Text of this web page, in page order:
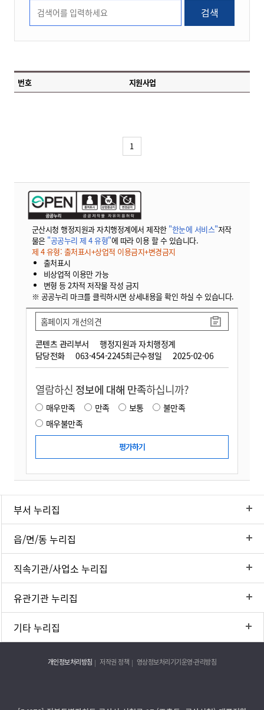
검색
번호 지원사업
1
군산시청 행정지원과 자치행정계에서 제작한 "한눈에 서비스"저작
물은 "공공누리 제 4 유형"에 따라 이용 할 수 있습니다.
제 4 유형: 출처표시+상업적 이용금지+변경금지
출처표시
비상업적 이용만 가능
변형 등 2차적 저작물 작성 금지
※ 공공누리 마크를 클릭하시면 상세내용을 확인 하실 수 있습니다.
콘텐츠 관리부서
행정지원과 자치행정계
담당전화
063-454-2245최근수정일 2025-02-06
홈페이지 개선의견
열람하신 정보에 대해 만족하십니까?
매우만족 만족 보통
불만족
매우불만족
부서 누리집
읍/면/동 누리집
직속기관/사업소 누리집
유관기관 누리집
기타 누리집
개인정보처리방침 저작권 정책 영상정보처리기기운영·관리방침